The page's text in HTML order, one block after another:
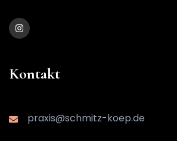
Kontakt
praxis@schmitz-koep.de